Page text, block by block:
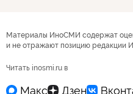
Материалы ИноСМИ содержат
и не отражают позицию редакции
Читать inosmi.ru в